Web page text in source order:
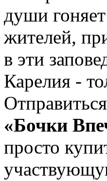
души
жителей,
в эти
Карелия -
«Бочки
просто